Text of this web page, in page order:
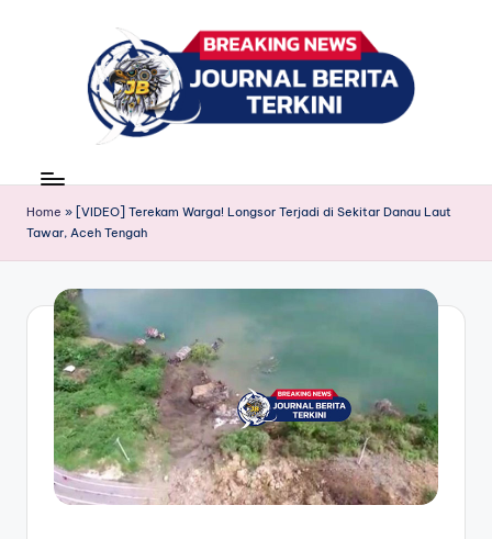
r
n
a
B
ri
news
Home » [VIDEO] Terekam Warga! Longsor Terjadi di Sekitar Danau Laut
Tawar, Aceh Tengah